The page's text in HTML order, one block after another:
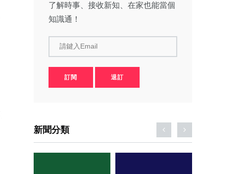
了解時事、接收新知、在家也能當個
知識通！
請鍵入Email
訂閱 退訂
新聞分類